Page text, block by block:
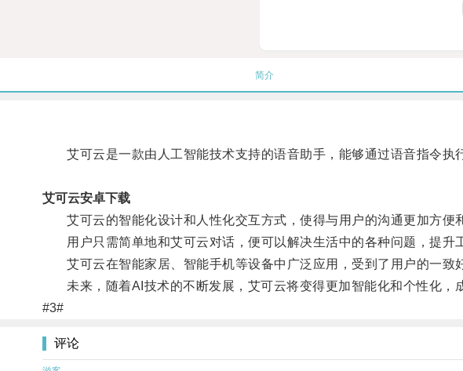
简介
艾可云是一款由人工智能技术支持的语音助手，能够通过语音指令执
艾可云安卓下载
艾可云的智能化设计和人性化交互方式，使得与用户的沟通更加方便
用户只需简单地和艾可云对话，便可以解决生活中的各种问题，提升
艾可云在智能家居、智能手机等设备中广泛应用，受到了用户的一致
未来，随着AI技术的不断发展，艾可云将变得更加智能化和个性化，
#3#
评论